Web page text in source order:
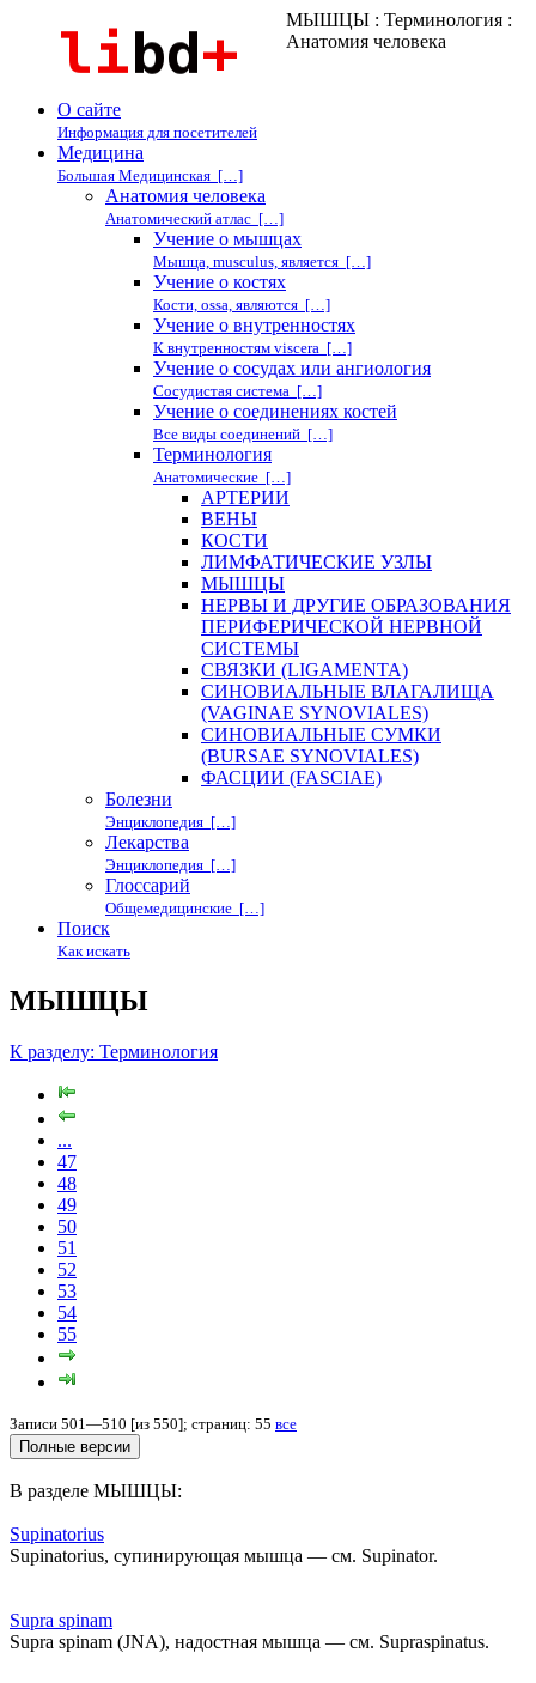
МЫШЦЫ : Терминология :
Анатомия человека
О сайте
Информация для посетителей
Медицина
Большая Медицинская […]
Анатомия человека
Анатомический атлас […]
Учение о мышцах
Мышца, musculus, является […]
Учение о костях
Кости, ossa, являются […]
Учение о внутренностях
К внутренностям viscera […]
Учение о сосудах или ангиология
Сосудистая система […]
Учение о соединениях костей
Все виды соединений […]
Терминология
Анатомические […]
АРТЕРИИ
ВЕНЫ
КОСТИ
ЛИМФАТИЧЕСКИЕ УЗЛЫ
МЫШЦЫ
НЕРВЫ И ДРУГИЕ ОБРАЗОВАНИЯ
ПЕРИФЕРИЧЕСКОЙ НЕРВНОЙ
СИСТЕМЫ
СВЯЗКИ (LIGAMENTA)
СИНОВИАЛЬНЫЕ ВЛАГАЛИЩА
(VAGINAE SYNOVIALES)
СИНОВИАЛЬНЫЕ СУМКИ
(BURSAE SYNOVIALES)
ФАСЦИИ (FASCIAE)
Болезни
Энциклопедия […]
Лекарства
Энциклопедия […]
Глоссарий
Общемедицинские […]
Поиск
Как искать
МЫШЦЫ
К разделу: Терминология
...
47
48
49
50
51
52
53
54
55
Записи 501—510 [из 550]; страниц: 55 все
В разделе МЫШЦЫ:
Supinatorius
Supinatorius, супинирующая мышца — см. Supinator.
Supra spinam
Supra spinam (JNA), надостная мышца — см. Supraspinatus.